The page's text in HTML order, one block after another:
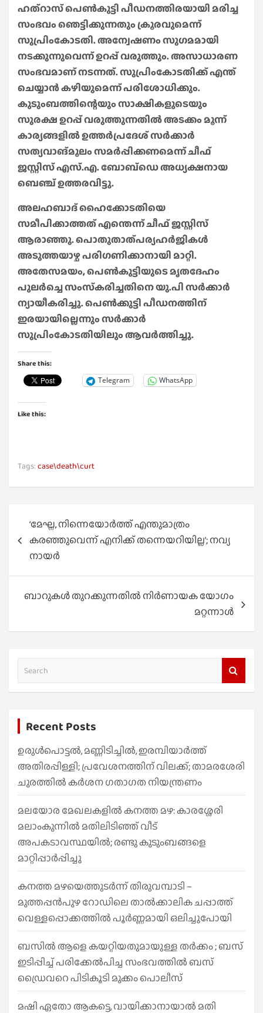
ഹത്‌റാസ് പെൺകുട്ടി പീഡനത്തിരയായി മരിച്ച
സംഭവം ഞെട്ടിക്കുന്നതും ക്രൂരവുമെന്ന്
സുപ്രിംകോടതി. അന്വേഷണം സുഗമമായി
നടക്കുന്നുവെന്ന് ഉറപ്പ് വരുത്തും. അസാധാരണ
സംഭവമാണ് നടന്നത്. സുപ്രിംകോടതിക്ക് എന്ത്
ചെയ്യാൻ കഴിയുമെന്ന് പരിശോധിക്കും.
കുടുംബത്തിന്റെയും സാക്ഷികളുടെയും
സുരക്ഷ ഉറപ്പ് വരുത്തുന്നതിൽ അടക്കം മൂന്ന്
കാര്യങ്ങളിൽ ഉത്തർപ്രദേശ് സർക്കാർ
സത്യവാങ്മൂലം സമർപ്പിക്കണമെന്ന് ചീഫ്
ജസ്റ്റിസ് എസ്.എ. ബോബ്ഡെ അധ്യക്ഷനായ
ബെഞ്ച് ഉത്തരവിട്ടു.
അലഹബാദ് ഹൈക്കോടതിയെ
സമീപിക്കാത്തത് എന്തെന്ന് ചീഫ് ജസ്റ്റിസ്
ആരാഞ്ഞു. പൊതുതാത്പര്യഹർജികൾ
അടുത്തയാഴ്ച പരിഗണിക്കാനായി മാറ്റി.
അതേസമയം, പെൺകുട്ടിയുടെ മൃതദേഹം
പുലർച്ചെ സംസ്‌കരിച്ചതിനെ യു.പി സർക്കാർ
ന്യായീകരിച്ചു. പെൺക്കുട്ടി പീഡനത്തിന്
ഇരയായില്ലെന്നും സർക്കാർ
സുപ്രിംകോടതിയിലും ആവർത്തിച്ചു.
Share this:
Telegram WhatsApp
Like this:
Tags: case\death\curt
navigation
‘മേഘ്ന, നിന്നെയോർത്ത് എന്തുമാത്രം
കരഞ്ഞുവെന്ന് എനിക്ക് തന്നെയറിയില്ല’; നവ്യ
നായർ
ബാറുകൾ തുറക്കുന്നതിൽ നിർണായക യോഗം
മറ്റന്നാൾ
a
h
Recent Posts
ഉരുൾപൊട്ടൽ, മണ്ണിടിച്ചിൽ, ഇരമ്പിയാര്‍ത്ത്
അതിരപ്പിള്ളി; പ്രവേശനത്തിന് വിലക്ക്; താമരശേരി
ചുരത്തില്‍ കര്‍ശന ഗതാഗത നിയന്ത്രണം
മലയോര മേഖലകളിൽ കനത്ത മഴ: കാരശ്ശേരി
മലാംകുന്നിൽ മതിലിടിഞ്ഞ് വീട്
അപകടാവസ്ഥയിൽ; രണ്ടു കുടുംബങ്ങളെ
മാറ്റിപ്പാർപ്പിച്ചു
കനത്ത മഴയെത്തുടർന്ന് തിരുവമ്പാടി –
മുത്തപ്പൻപുഴ റോഡിലെ താൽക്കാലിക ചപ്പാത്ത്
വെള്ളപ്പൊക്കത്തിൽ പൂർണ്ണമായി ഒലിച്ചുപോയി
ബസിൽ ആളെ കയറ്റിയതുമായുള്ള തർക്കം ; ബസ്
ഇടിപ്പിച്ച് പരിക്കേൽപിച്ച സംഭവത്തിൽ ബസ്
ഡ്രൈവറെ പിടികൂടി മുക്കം പൊലീസ്
മഷി ഏതോ ആകട്ടെ, വായിക്കാനായാൽ മതി​